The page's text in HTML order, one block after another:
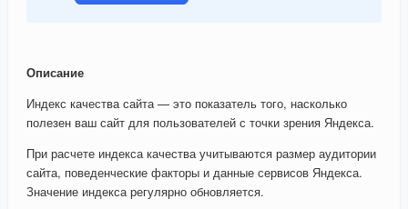
Описание
Индекс качества сайта — это показатель того, насколько
полезен ваш сайт для пользователей с точки зрения Яндекса.
При расчете индекса качества учитываются размер аудитории
сайта, поведенческие факторы и данные сервисов Яндекса.
Значение индекса регулярно обновляется.